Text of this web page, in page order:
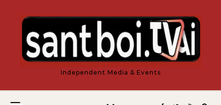
Independent Media & Events